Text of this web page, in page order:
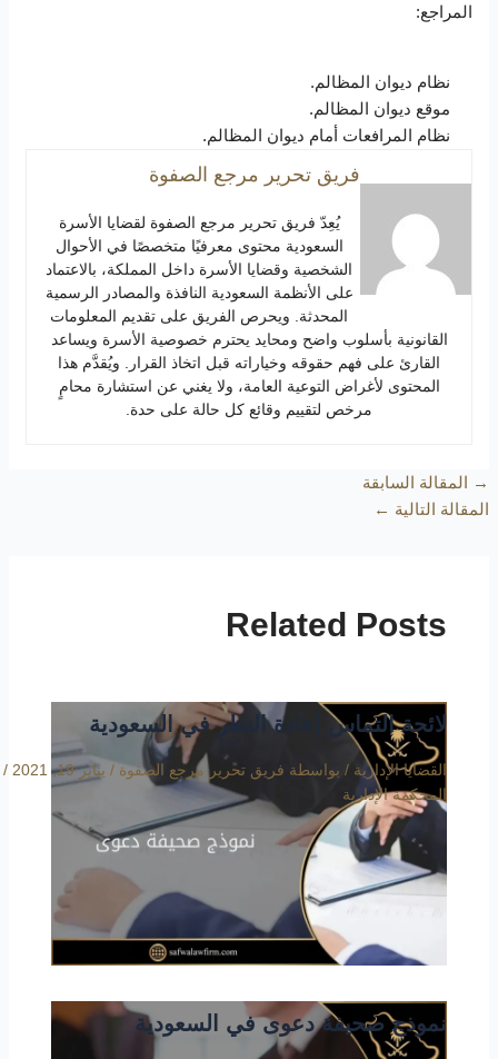
المراجع:
نظام ديوان المظالم.
موقع ديوان المظالم.
نظام المرافعات أمام ديوان المظالم.
فريق تحرير مرجع الصفوة
يُعِدّ فريق تحرير مرجع الصفوة لقضايا الأسرة
السعودية محتوى معرفيًا متخصصًا في الأحوال
الشخصية وقضايا الأسرة داخل المملكة، بالاعتماد
على الأنظمة السعودية النافذة والمصادر الرسمية
المحدثة. ويحرص الفريق على تقديم المعلومات
القانونية بأسلوب واضح ومحايد يحترم خصوصية الأسرة ويساعد
القارئ على فهم حقوقه وخياراته قبل اتخاذ القرار. ويُقدَّم هذا
المحتوى لأغراض التوعية العامة، ولا يغني عن استشارة محامٍ
مرخص لتقييم وقائع كل حالة على حدة.
→ المقالة السابقة
المقالة التالية ←
Related Posts
لائحة التماس إعادة النظر في السعودية
القضايا الإدارية / بواسطة فريق تحرير مرجع الصفوة / يناير 19, 2021
/
المحكمة الإدارية
نموذج صحيفة دعوى في السعودية